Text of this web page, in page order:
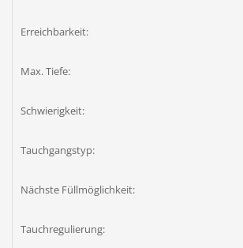
Erreichbarkeit:
Max. Tiefe:
Schwierigkeit:
Tauchgangstyp:
Nächste Füllmöglichkeit:
Tauchregulierung: